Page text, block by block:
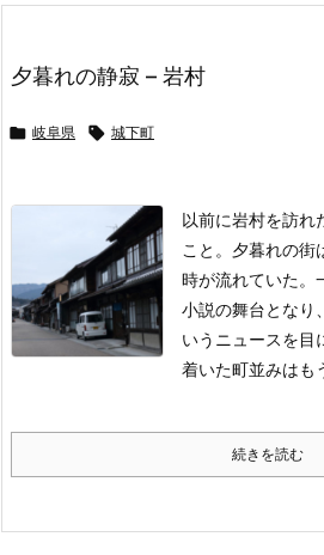
夕暮れの静寂 – 岩村
 岐阜県  城下町
以前に岩村を訪れ
こと。夕暮れの街
時が流れていた。
小説の舞台となり
いうニュースを目
着いた町並みはも
続きを読む